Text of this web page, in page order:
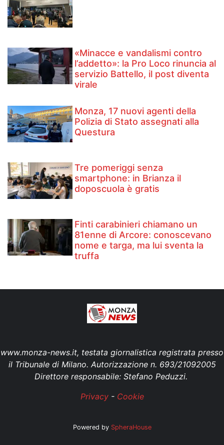
«Minacce e vandalismi contro
l’addetto»: la Pro Loco rinuncia al
servizio Battello, il post diventa
virale
Monza, 17 nuovi agenti della
Polizia di Stato assegnati alla
Questura
Tre pomeriggi senza
smartphone: in Brianza il
doposcuola è gratis
Finti carabinieri chiamano un
81enne di Arcore: conoscevano
nome e targa, ma lui sventa la
truffa
www.monza-news.it, testata giornalistica registrata presso
il Tribunale di Milano. Autorizzazione n. 693/21092005
Direttore responsabile: Stefano Peduzzi.
Privacy- Cookie
Powered by SpheraHouse